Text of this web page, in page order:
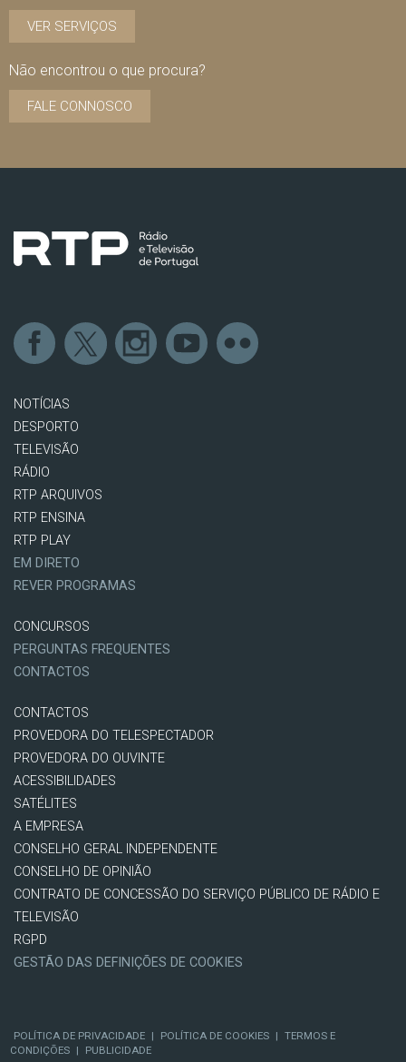
VER SERVIÇOS
Não encontrou o que procura?
FALE CONNOSCO
NOTÍCIAS
DESPORTO
TELEVISÃO
RÁDIO
RTP ARQUIVOS
RTP ENSINA
RTP PLAY
EM DIRETO
REVER PROGRAMAS
CONCURSOS
PERGUNTAS FREQUENTES
CONTACTOS
CONTACTOS
PROVEDORA DO TELESPECTADOR
PROVEDORA DO OUVINTE
ACESSIBILIDADES
SATÉLITES
A EMPRESA
CONSELHO GERAL INDEPENDENTE
CONSELHO DE OPINIÃO
CONTRATO DE CONCESSÃO DO SERVIÇO PÚBLICO DE RÁDIO E
TELEVISÃO
RGPD
GESTÃO DAS DEFINIÇÕES DE COOKIES
POLÍTICA DE PRIVACIDADE | POLÍTICA DE COOKIES | TERMOS E
CONDIÇÕES | PUBLICIDADE